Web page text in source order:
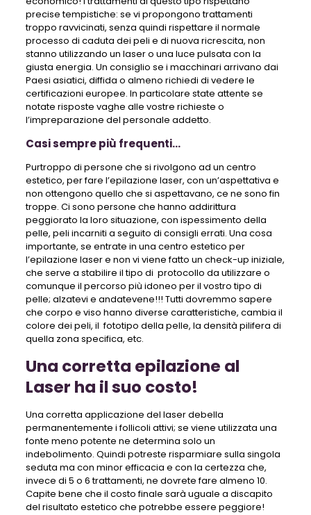
precise tempistiche: se vi propongono trattamenti
troppo ravvicinati, senza quindi rispettare il normale
processo di caduta dei peli e di nuova ricrescita, non
stanno utilizzando un laser o una luce pulsata con la
giusta energia. Un consiglio se i macchinari arrivano dai
Paesi asiatici, diffida o almeno richiedi di vedere le
certificazioni europee. In particolare state attente se
notate risposte vaghe alle vostre richieste o
l’impreparazione del personale addetto.
Casi sempre più frequenti…
Purtroppo di persone che si rivolgono ad un centro
estetico, per fare l’epilazione laser, con un’aspettativa e
non ottengono quello che si aspettavano, ce ne sono fin
troppe. Ci sono persone che hanno addirittura
peggiorato la loro situazione, con ispessimento della
pelle, peli incarniti a seguito di consigli errati. Una cosa
importante, se entrate in una centro estetico per
l’epilazione laser e non vi viene fatto un check-up iniziale,
che serve a stabilire il tipo di protocollo da utilizzare o
comunque il percorso più idoneo per il vostro tipo di
pelle; alzatevi e andatevene!!! Tutti dovremmo sapere
che corpo e viso hanno diverse caratteristiche, cambia il
colore dei peli, il fototipo della pelle, la densità pilifera di
quella zona specifica, etc.
Una corretta epilazione al
Laser ha il suo costo!
Una corretta applicazione del laser debella
permanentemente i follicoli attivi; se viene utilizzata una
fonte meno potente ne determina solo un
indebolimento. Quindi potreste risparmiare sulla singola
seduta ma con minor efficacia e con la certezza che,
invece di 5 o 6 trattamenti, ne dovrete fare almeno 10.
Capite bene che il costo finale sarà uguale a discapito
del risultato estetico che potrebbe essere peggiore!